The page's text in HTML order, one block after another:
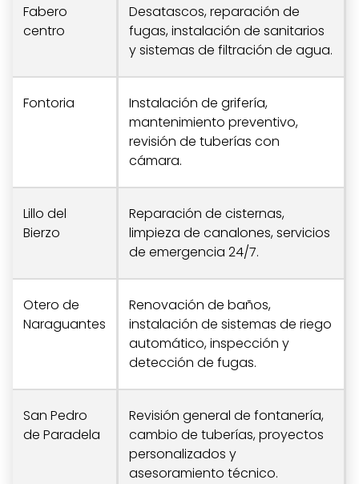
Fabero
centro
Desatascos, reparación de
fugas, instalación de sanitarios
y sistemas de filtración de agua.
Fontoria
Instalación de grifería,
mantenimiento preventivo,
revisión de tuberías con
cámara.
Lillo del
Bierzo
Reparación de cisternas,
limpieza de canalones, servicios
de emergencia 24/7.
Otero de
Naraguantes
Renovación de baños,
instalación de sistemas de riego
automático, inspección y
detección de fugas.
San Pedro
de Paradela
Revisión general de fontanería,
cambio de tuberías, proyectos
personalizados y
asesoramiento técnico.